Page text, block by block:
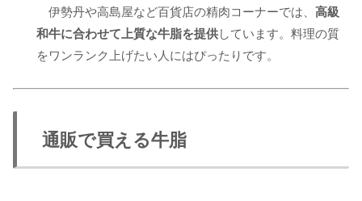
伊勢丹や高島屋など百貨店の精肉コーナーでは、 高級
和牛に合わせて上質な牛脂を提供しています。料理の質
をワンランク上げたい人にはぴったりです。
通販で買える牛脂